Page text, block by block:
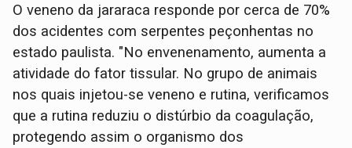
O veneno da jararaca responde por cerca de 70%
dos acidentes com serpentes peçonhentas no
estado paulista. "No envenenamento, aumenta a
atividade do fator tissular. No grupo de animais
nos quais injetou-se veneno e rutina, verificamos
que a rutina reduziu o distúrbio da coagulação,
protegendo assim o organismo dos